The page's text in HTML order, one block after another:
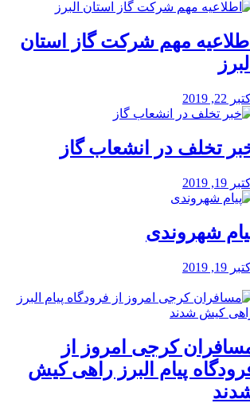
️اطلاعیه مهم شرکت گاز استان
البرز
22, 2019
تخلف در انشعاب گاز
19, 2019
شهروندی
19, 2019
کرجی امروز از
پیام البرز راهی کیش